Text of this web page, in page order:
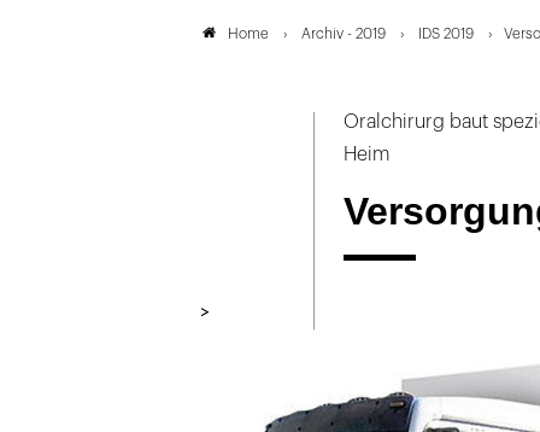
Home Archiv - 2019 IDS 2019
Oralchirurg baut
Heim
>